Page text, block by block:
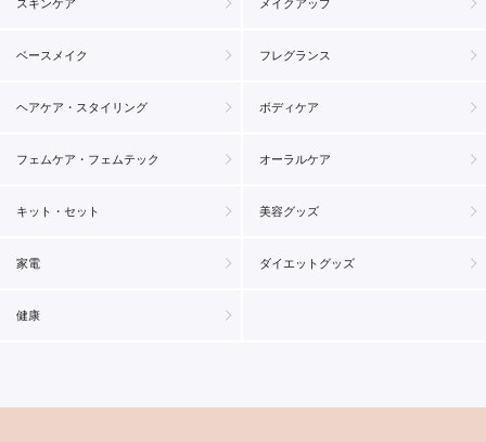
スキンケア メイクアップ
ベースメイク フレグランス
ヘアケア・スタイリング ボディケア
フェムケア・フェムテック オーラルケア
キット・セット 美容グッズ
家電 ダイエットグッズ
健康